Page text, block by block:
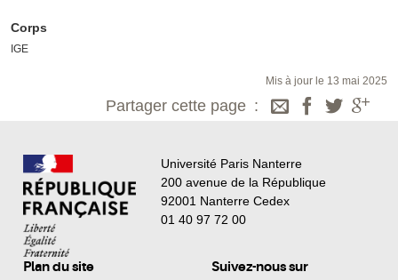
Corps
IGE
Mis à jour le 13 mai 2025
Partager cette page
Université Paris Nanterre
200 avenue de la République
92001 Nanterre Cedex
01 40 97 72 00
Plan du site Suivez-nous sur